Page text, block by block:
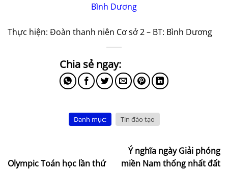
Bình Dương
Thực hiện: Đoàn thanh niên Cơ sở 2 – BT: Bình Dương
Danh mục: Tin đào tạo
Olympic Toán học lần thứ
Ý nghĩa ngày Giải phóng
miền Nam thống nhất đất